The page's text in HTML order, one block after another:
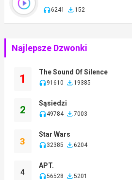
6241 152
Najlepsze Dzwonki
1
The Sound Of Silence
91610 19385
2
Sąsiedzi
49784 7003
3
Star Wars
32385 6204
4
APT.
56528 5201